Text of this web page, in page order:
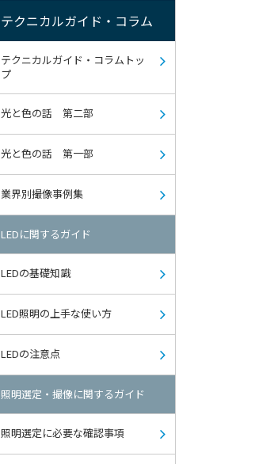
テクニカルガイド・コラム
テクニカルガイド・コラムトッ
プ
光と色の話 第二部
光と色の話 第一部
業界別撮像事例集
LEDに関するガイド
LEDの基礎知識
LED照明の上手な使い方
LEDの注意点
照明選定・撮像に関するガイド
照明選定に必要な確認事項